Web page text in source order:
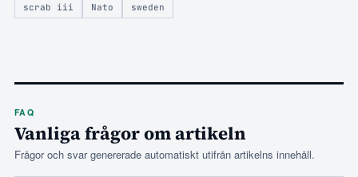
scrab iii
Nato sweden
FAQ
Vanliga frågor om artikeln
Frågor och svar genererade automatiskt utifrån artikelns innehåll.